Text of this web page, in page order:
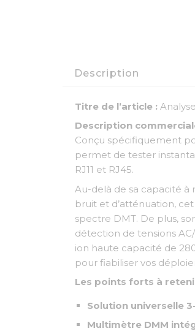
Description
Titre de l’article :
Description
Conçu spécifiquement
permet de tester
RJ11 et RJ45.
Au-delà de sa capacité à
bruit et d’atténuation,
spectre DMT. De plus,
détection de tensions
ion haute capacité de
pour fiabiliser vos
Les points forts à
Solution universelle
Multimètre DMM